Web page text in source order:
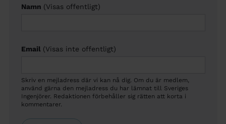
Namn (Visas offentligt)
Email (Visas inte offentligt)
Skriv en mejladress där vi kan nå dig. Om du är medlem,
använd gärna den mejladress du har lämnat till Sveriges
Ingenjörer. Redaktionen förbehåller sig rätten att korta i
kommentarer.